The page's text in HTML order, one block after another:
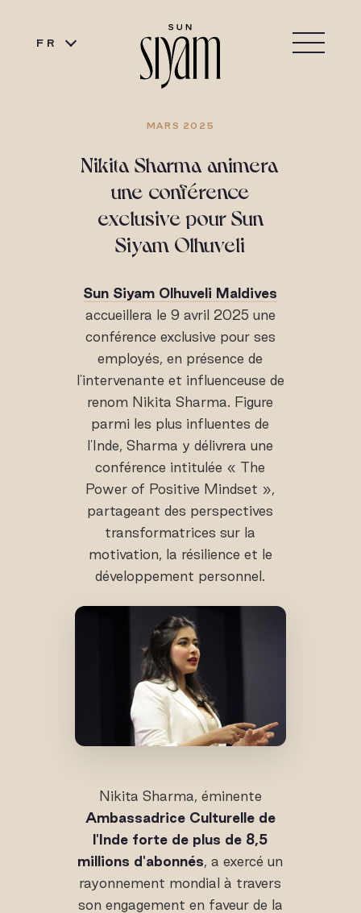
FR
MARS 2025
Nikita Sharma animera
une conférence
exclusive pour Sun
Siyam Olhuveli
Sun Siyam Olhuveli Maldives
accueillera le 9 avril 2025 une
conférence exclusive pour ses
employés, en présence de
l'intervenante et influenceuse de
renom Nikita Sharma. Figure
parmi les plus influentes de
l'Inde, Sharma y délivrera une
conférence intitulée « The
Power of Positive Mindset »,
partageant des perspectives
transformatrices sur la
motivation, la résilience et le
développement personnel.
Nikita Sharma, éminente
Ambassadrice Culturelle de
l'Inde forte de plus de 8,5
millions d'abonnés, a exercé un
rayonnement mondial à travers
son engagement en faveur de la